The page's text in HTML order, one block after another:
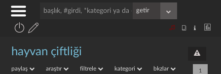
hayvan çiftliği
paylaş araştır filtrele kategori bkzlar 1